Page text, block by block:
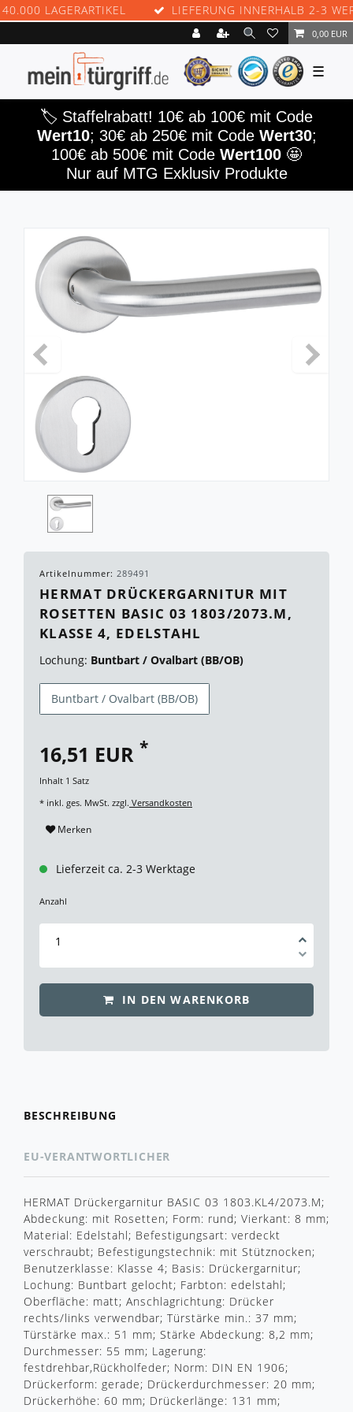
LAGERARTIKEL LIEFERUNG INNERHALB 2-3
0,00 EUR
☰
🏷️ Staffelrabatt! 10€ ab 100€ mit Code
Wert10; 30€ ab 250€ mit Code Wert30;
100€ ab 500€ mit Code Wert100 🤩
Nur auf MTG Exklusiv Produkte
Artikelnummer: 289491
HERMAT DRÜCKERGARNITUR MIT
ROSETTEN BASIC 03 1803/2073.M,
KLASSE 4, EDELSTAHL
Lochung: Buntbart / Ovalbart (BB/OB)
Buntbart / Ovalbart (BB/OB)
16,51 EUR *
Inhalt 1 Satz
* inkl. ges. MwSt. zzgl. Versandkosten
Merken
Lieferzeit ca. 2-3 Werktage
Anzahl
IN DEN WARENKORB
BESCHREIBUNG
EU-VERANTWORTLICHER
HERMAT Drückergarnitur BASIC 03 1803.KL4/2073.M;
Abdeckung: mit Rosetten; Form: rund; Vierkant: 8 mm;
Material: Edelstahl; Befestigungsart: verdeckt
verschraubt; Befestigungstechnik: mit Stütznocken;
Benutzerklasse: Klasse 4; Basis: Drückergarnitur;
Lochung: Buntbart gelocht; Farbton: edelstahl;
Oberfläche: matt; Anschlagrichtung: Drücker
rechts/links verwendbar; Türstärke min.: 37 mm;
Türstärke max.: 51 mm; Stärke Abdeckung: 8,2 mm;
Durchmesser: 55 mm; Lagerung:
festdrehbar,Rückholfeder; Norm: DIN EN 1906;
Drückerform: gerade; Drückerdurchmesser: 20 mm;
Drückerhöhe: 60 mm; Drückerlänge: 131 mm;